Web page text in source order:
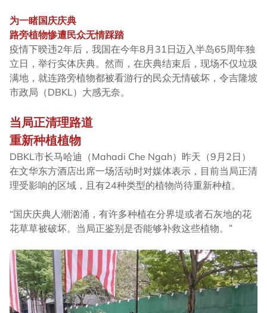
为一睹国庆庆典
路旁植物惨遭民众无情踩踏
疫情下暌违2年后，我国在今年8月31日迈入半岛65周年独
立日，举行实体庆典。然而，在庆典结束后，现场不仅垃圾
满地，就连路旁植物都被看游行的民众无情破坏，令吉隆坡
市政局（DBKL）大感无奈。
当局正清理路道
重新种植植物
DBKL市长马哈迪（Mahadi Che Ngah）昨天（9月2日）
在文华东方酒店出席一场活动时对媒体表示，目前当局正清
理受影响的区域，且有24种类型的植物尚待重新种植。
“国庆庆典人潮汹涌，有许多种植在分界堤或者石灰地的花
花草草被破坏。当局正鉴别是否能够补救这些植物。”